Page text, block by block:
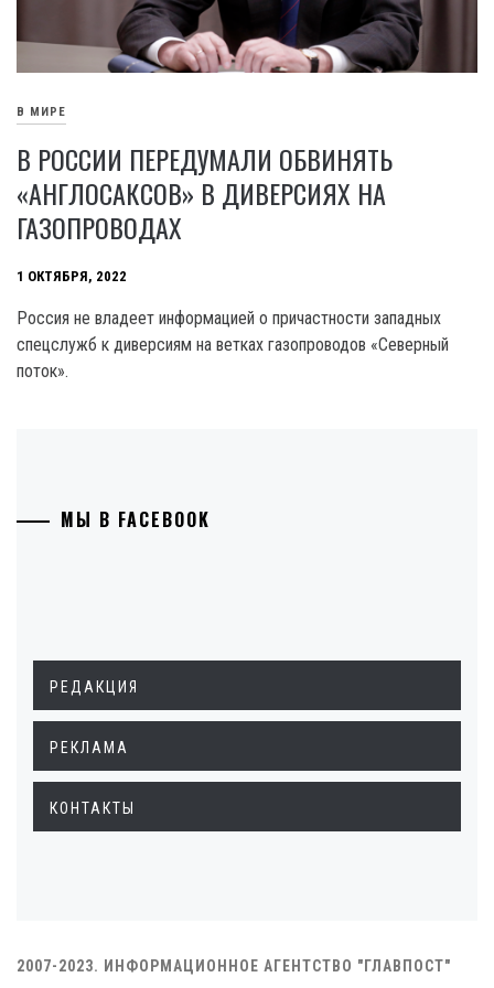
В МИРЕ
В РОССИИ ПЕРЕДУМАЛИ ОБВИНЯТЬ
«АНГЛОСАКСОВ» В ДИВЕРСИЯХ НА
ГАЗОПРОВОДАХ
1 ОКТЯБРЯ, 2022
Россия не владеет информацией о причастности западных
спецслужб к диверсиям на ветках газопроводов «Северный
поток».
МЫ В FACEBOOK
РЕДАКЦИЯ
РЕКЛАМА
КОНТАКТЫ
2007-2023. ИНФОРМАЦИОННОЕ АГЕНТСТВО "ГЛАВПОСТ"